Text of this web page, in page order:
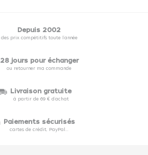
Depuis 2002
des prix compétitifs toute l'année
28 jours pour échanger
ou retourner ma commande
Livraison gratuite
à partir de 69 € d'achat
Paiements sécurisés
cartes de crédit, PayPal...